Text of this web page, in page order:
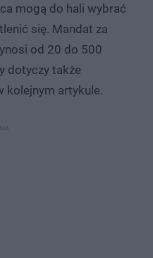
mogą do hali wybrać
się. Mandat za
od 20 do 500
dotyczy także
kolejnym artykule.